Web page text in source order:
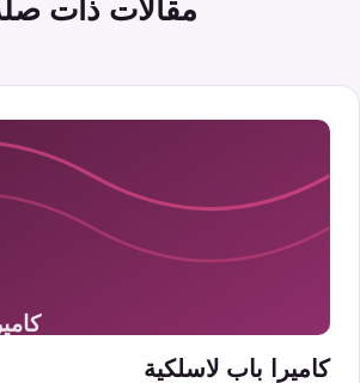
مقالات ذات صلة
كاميرا باب لاسلكية